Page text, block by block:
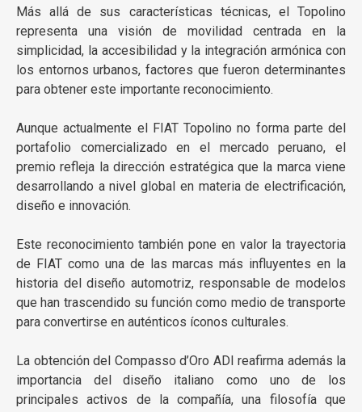
Más allá de sus características técnicas, el Topolino
representa una visión de movilidad centrada en la
simplicidad, la accesibilidad y la integración armónica con
los entornos urbanos, factores que fueron determinantes
para obtener este importante reconocimiento.
Aunque actualmente el FIAT Topolino no forma parte del
portafolio comercializado en el mercado peruano, el
premio refleja la dirección estratégica que la marca viene
desarrollando a nivel global en materia de electrificación,
diseño e innovación.
Este reconocimiento también pone en valor la trayectoria
de FIAT como una de las marcas más influyentes en la
historia del diseño automotriz, responsable de modelos
que han trascendido su función como medio de transporte
para convertirse en auténticos íconos culturales.
La obtención del Compasso d’Oro ADI reafirma además la
importancia del diseño italiano como uno de los
principales activos de la compañía, una filosofía que